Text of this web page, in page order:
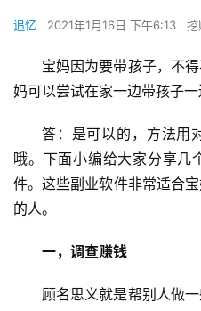
追忆 2021年1月16日 下午6:13 挖
宝妈因为要带孩子，不
妈可以尝试在家一边带孩子一
答：是可以的，方法用
哦。下面小编给大家分享几
件。这些副业软件非常适合
的人。
一，调查赚钱
顾名思义就是帮别人做